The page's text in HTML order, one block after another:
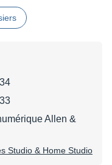
Allen &
Studio & Home Studio